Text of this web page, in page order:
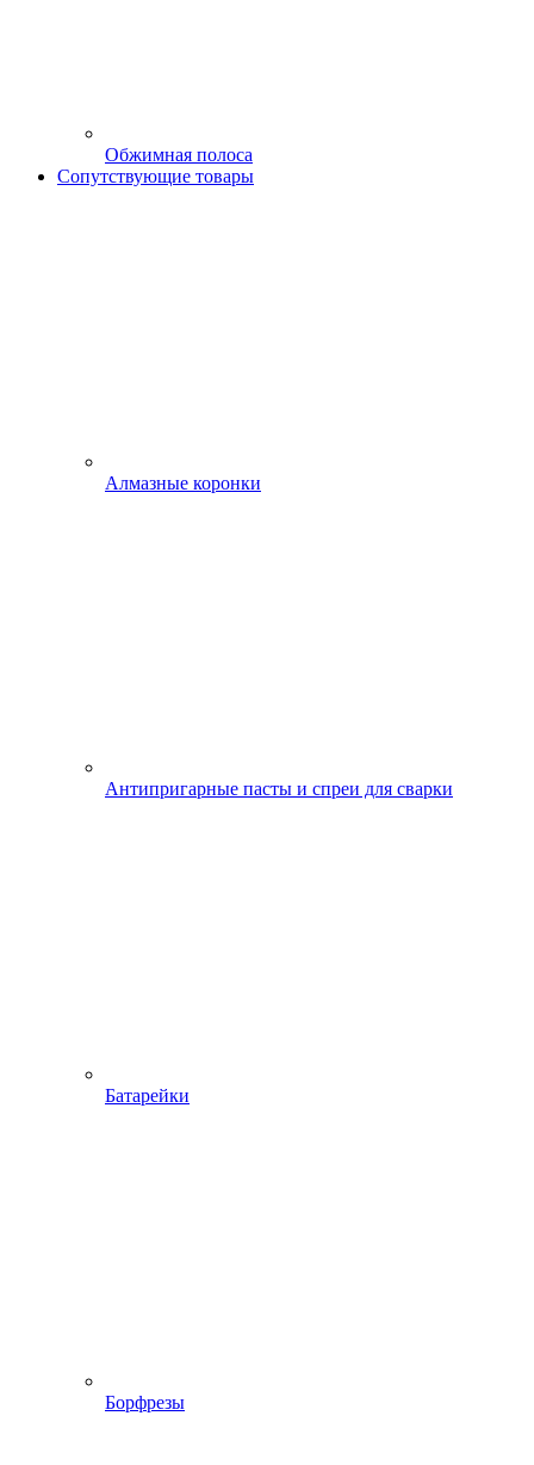
Обжимная полоса
Сопутствующие товары
Алмазные коронки
Антипригарные пасты и спреи для сварки
Батарейки
Борфрезы